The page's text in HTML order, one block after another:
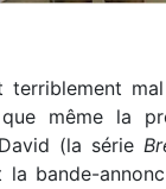
terriblement
même la
(la série
la bande-